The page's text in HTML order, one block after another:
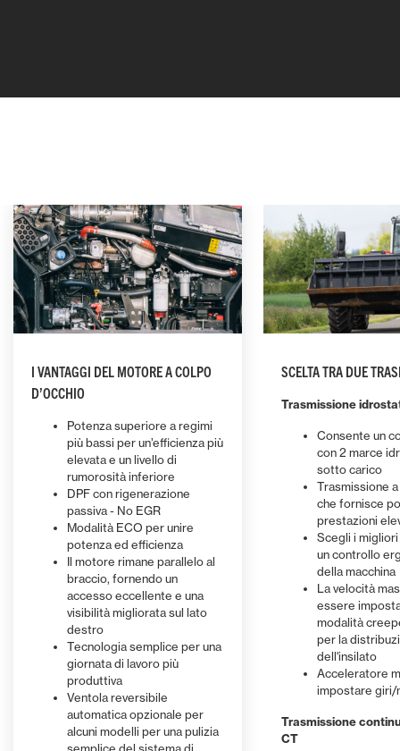
DYNAMIC TRACTOR MANAGEMENT
Automatic engine speed and
transmission control. The purpose
is to save fuel at high road speeds.
The throttle pedal sets a target
travel speed, and the engine revs
adapt to suit the load.
Leggi di più
STOP & START
Save fuel
this
will switch
using your
restart as
joystick
Leggi di
LIMITATORE DI VELOCITÀ MASSIMA
È possibile limitare la velocità
massima, garantendo sicurezza e
controllo, rendendolo ideale per
principianti o operazioni in aree
con limiti di velocità.
Leggi di più
CRUISE
Il cruise
offrendoti
tu stia
bestiame
altro
Leggi di
MANOVRABILITÀ ECCEZIONALE
Una scelta di quattro modalità di
sterzata e l’assenza di sbalzo
posteriore garantiscono una
manovrabilità eccellente per
accedere e lavorare più
agevolmente in aree ristrette e nei
tradizionali spazi delle costruzioni
agricole.
Leggi di più
SELEZIONA
INDICATA
Tutti i
quattro
di
modalità
premere
cabina.
Leggi di
PROTEZIONE DALL’AMBIENTE DI LAVORO
Una piastra spessa 8 mm sul
fondo protegge la trasmissione e
la parte inferiore del telescopico
MF TH da urti e danni, persino
nelle condizioni più difficili. Le
nuove coperture di protezione del
braccio riducono l’usura
impedendo l’ingresso di sporco e
polvere.
Leggi di più
MENO TEMPI
L’accesso
ordinaria
all’ampia
i
sistema di
sistema
posizione
facilmente
quotidiana
tempo di
Leggi di
I VANTAGGI DEL MOTORE A COLPO
D’OCCHIO
Potenza superiore a regimi
più bassi per un’efficienza più
elevata e un livello di
rumorosità inferiore
DPF con rigenerazione
passiva - No EGR
Modalità ECO per unire
potenza ed efficienza
Il motore rimane parallelo al
braccio, fornendo un
accesso eccellente e una
visibilità migliorata sul lato
destro
Tecnologia semplice per una
giornata di lavoro più
produttiva
Ventola reversibile
automatica opzionale per
alcuni modelli per una pulizia
semplice del sistema di
SCELTA TRA DUE
Trasmissione
Consente un
con 2 marce
sotto carico
Trasmissione
che fornisce
prestazioni
Scegli i
un controllo
della macchina
La velocità
essere
modalità
per la
dell'insilato
Acceleratore
impostare giri/
Trasmissione
CT